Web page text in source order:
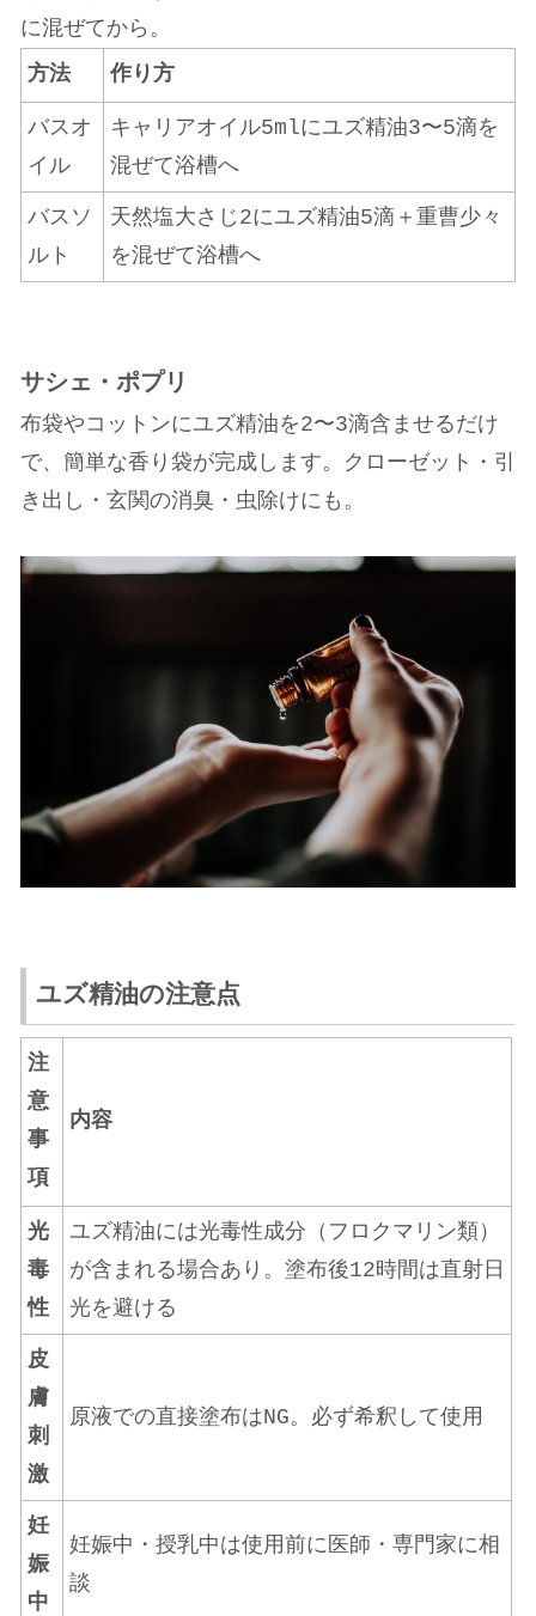
に混ぜてから。
方法
作り方
バスオ
イル
キャリアオイル5mlにユズ精油3〜5滴を
混ぜて浴槽へ
バスソ
ルト
天然塩大さじ2にユズ精油5滴＋重曹少々
を混ぜて浴槽へ
サシェ・ポプリ
布袋やコットンにユズ精油を2〜3滴含ませるだけ
で、簡単な香り袋が完成します。クローゼット・引
き出し・玄関の消臭・虫除けにも。
ユズ精油の注意点
注
意
事
項
内容
光
毒
性
ユズ精油には光毒性成分（フロクマリン類）
が含まれる場合あり。塗布後12時間は直射日
光を避ける
皮
膚
刺
激
原液での直接塗布はNG。必ず希釈して使用
妊
娠
中
妊娠中・授乳中は使用前に医師・専門家に相
談